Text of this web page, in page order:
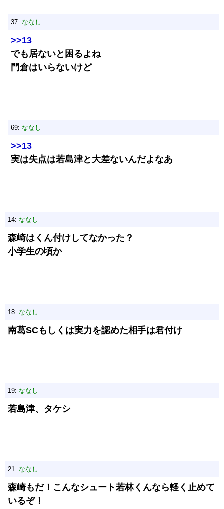
37: ななし
>>13
でも居ないと困るよね
門倉はいらないけど
69: ななし
>>13
実は失点は若島津と大差ないんだよなあ
14: ななし
森崎はくん付けしてなかった？
小学生の頃か
18: ななし
南葛SCもしくは実力を認めた相手は君付け
19: ななし
若島津、タケシ
21: ななし
森崎もだ！こんなシュート若林くんなら軽く止めて
いるぞ！